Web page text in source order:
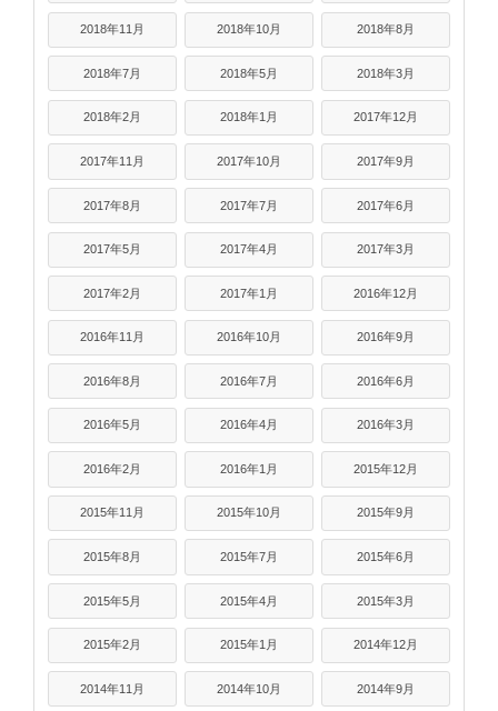
2018年11月 2018年10月 2018年8月
2018年7月 2018年5月 2018年3月
2018年2月 2018年1月 2017年12月
2017年11月 2017年10月 2017年9月
2017年8月 2017年7月 2017年6月
2017年5月 2017年4月 2017年3月
2017年2月 2017年1月 2016年12月
2016年11月 2016年10月 2016年9月
2016年8月 2016年7月 2016年6月
2016年5月 2016年4月 2016年3月
2016年2月 2016年1月 2015年12月
2015年11月 2015年10月 2015年9月
2015年8月 2015年7月 2015年6月
2015年5月 2015年4月 2015年3月
2015年2月 2015年1月 2014年12月
2014年11月 2014年10月 2014年9月